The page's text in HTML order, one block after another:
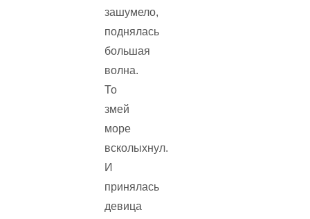
зашумело,
поднялась
большая
волна.
То
змей
море
всколыхнул.
И
принялась
девица